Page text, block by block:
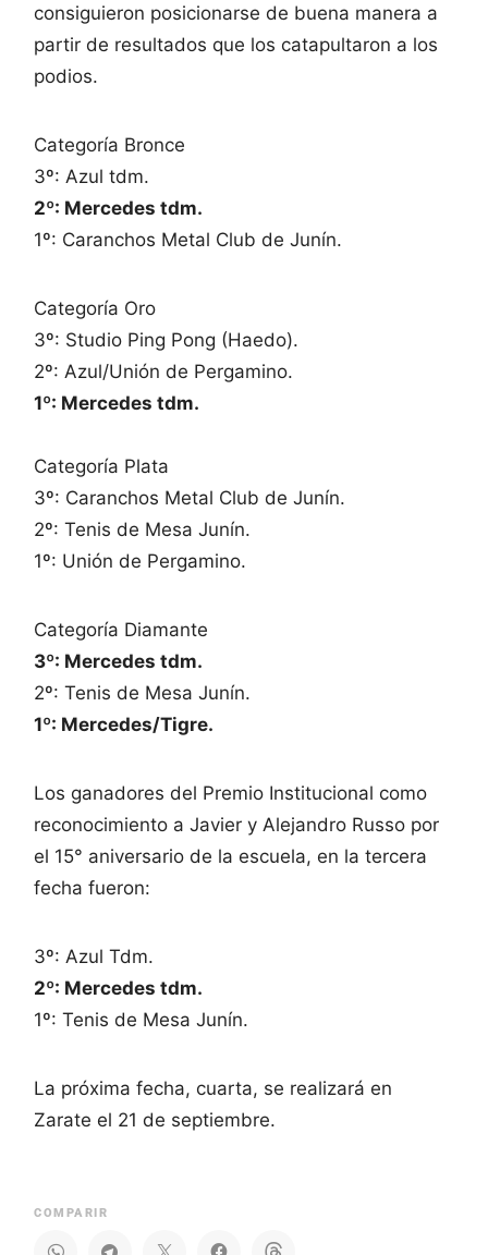
consiguieron posicionarse de buena manera a
partir de resultados que los catapultaron a los
podios.
Categoría Bronce
3º: Azul tdm.
2º: Mercedes tdm.
1º: Caranchos Metal Club de Junín.
Categoría Oro
3º: Studio Ping Pong (Haedo).
2º: Azul/Unión de Pergamino.
1º: Mercedes tdm.
Categoría Plata
3º: Caranchos Metal Club de Junín.
2º: Tenis de Mesa Junín.
1º: Unión de Pergamino.
Categoría Diamante
3º: Mercedes tdm.
2º: Tenis de Mesa Junín.
1º: Mercedes/Tigre.
Los ganadores del Premio Institucional como
reconocimiento a Javier y Alejandro Russo por
el 15° aniversario de la escuela, en la tercera
fecha fueron:
3º: Azul Tdm.
2º: Mercedes tdm.
1º: Tenis de Mesa Junín.
La próxima fecha, cuarta, se realizará en
Zarate el 21 de septiembre.
COMPARIR